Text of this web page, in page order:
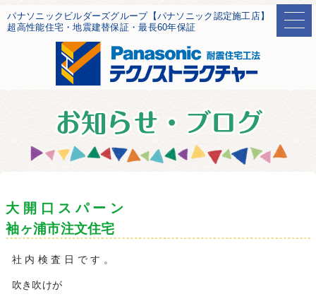
パナソニックビルダーズグループ【パナソニック認定施工店】
超高性能住宅・地震建替保証・最長60年保証
大 開 口 ス パ ー ン
袖ヶ浦市注文住宅
社 内 検 査 日 で す 。
吹き吹けが